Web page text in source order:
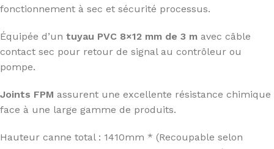
fonctionnement à sec et sécurité processus.
Équipée d’un tuyau PVC 8×12 mm de 3 m avec câble
contact sec pour retour de signal au contrôleur ou
pompe.
Joints FPM assurent une excellente résistance chimique
face à une large gamme de produits.
Hauteur canne total : 1410mm * (Recoupable selon